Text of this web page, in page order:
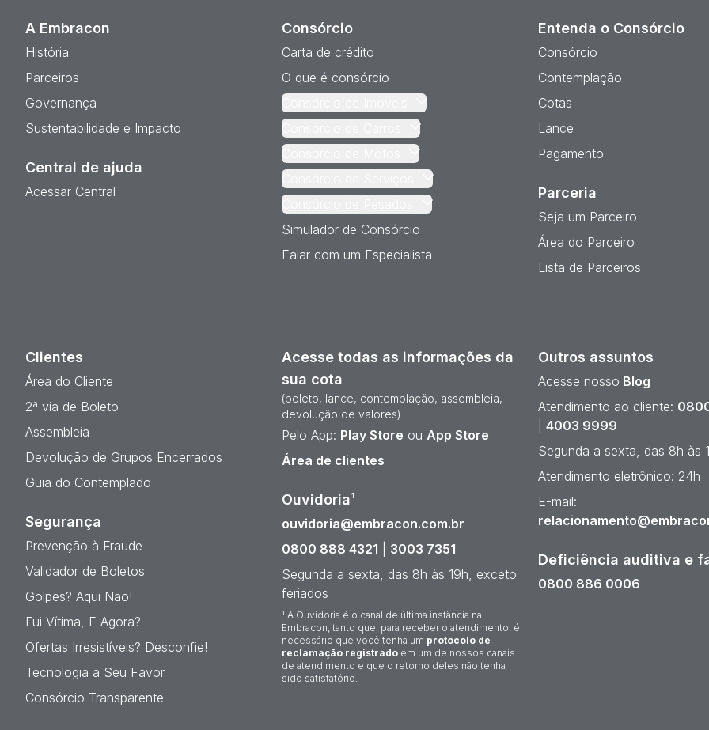
A Embracon
História
Parceiros
Governança
Sustentabilidade e Impacto
Central de ajuda
Acessar Central
Consórcio
Carta de crédito
O que é consórcio
Simulador de Consórcio
Falar com um Especialista
Entenda o Consórcio
Consórcio
Contemplação
Cotas
Lance
Pagamento
Parceria
Seja um Parceiro
Área do Parceiro
Lista de Parceiros
Clientes
Área do Cliente
2ª via de Boleto
Assembleia
Devolução de Grupos Encerrados
Guia do Contemplado
Segurança
Prevenção à Fraude
Validador de Boletos
Golpes? Aqui Não!
Fui Vítima, E Agora?
Ofertas Irresistíveis? Desconfie!
Tecnologia a Seu Favor
Consórcio Transparente
Acesse todas as informações da
sua cota
(boleto, lance, contemplação, assembleia,
devolução de valores)
Pelo App: Play Store ou App Store
Área de clientes
Ouvidoria¹
ouvidoria@embracon.com.br
0800 888 4321
3003 7351
Segunda a sexta, das 8h às 19h, exceto
feriados
¹ A Ouvidoria é o canal de última instância na
Embracon, tanto que, para receber o atendimento, é
necessário que você tenha um protocolo de
reclamação registrado em um de nossos canais
de atendimento e que o retorno deles não tenha
sido satisfatório.
Outros assuntos
Acesse nosso Blog
Atendimento ao cliente:
4003 9999
Segunda a sexta, das 8h às
Atendimento eletrônico: 24h
E-mail:
Deficiência auditiva e
0800 886 0006